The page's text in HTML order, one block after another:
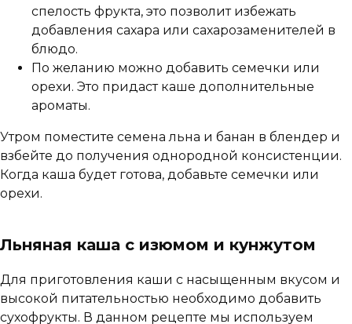
спелость фрукта, это позволит избежать
добавления сахара или сахарозаменителей в
блюдо.
По желанию можно добавить семечки или
орехи. Это придаст каше дополнительные
ароматы.
Утром поместите семена льна и банан в блендер и
взбейте до получения однородной консистенции.
Когда каша будет готова, добавьте семечки или
орехи.
Льняная каша с изюмом и кунжутом
Для приготовления каши с насыщенным вкусом и
высокой питательностью необходимо добавить
сухофрукты. В данном рецепте мы используем